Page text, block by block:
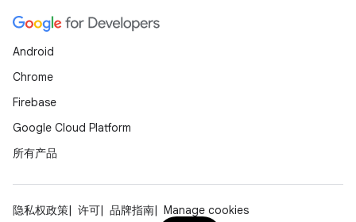
Android
Chrome
Firebase
Google Cloud Platform
所有产品
隐私权政策 许可 品牌指南 Manage cookies